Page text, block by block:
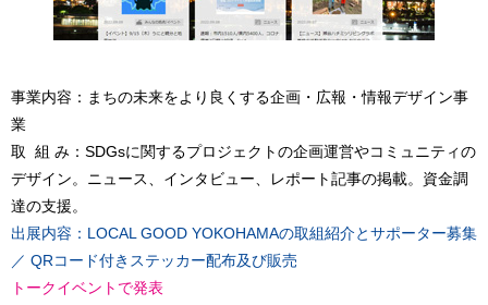
事業内容：まちの未来をより良くする企画・広報・情報デザイン事
業
取 組 み：SDGsに関するプロジェクトの企画運営やコミュニティの
デザイン。ニュース、インタビュー、レポート記事の掲載。資金調
達の支援。
出展内容：LOCAL GOOD YOKOHAMAの取組紹介とサポーター募集
／ QRコード付きステッカー配布及び販売
トークイベントで発表